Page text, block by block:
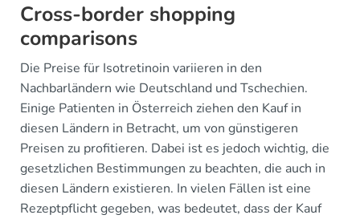
Cross-border shopping
comparisons
Die Preise für Isotretinoin variieren in den
Nachbarländern wie Deutschland und Tschechien.
Einige Patienten in Österreich ziehen den Kauf in
diesen Ländern in Betracht, um von günstigeren
Preisen zu profitieren. Dabei ist es jedoch wichtig, die
gesetzlichen Bestimmungen zu beachten, die auch in
diesen Ländern existieren. In vielen Fällen ist eine
Rezeptpflicht gegeben, was bedeutet, dass der Kauf